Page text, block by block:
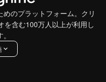
のプラットフォーム。クリ
を含む100万人以上が利用し